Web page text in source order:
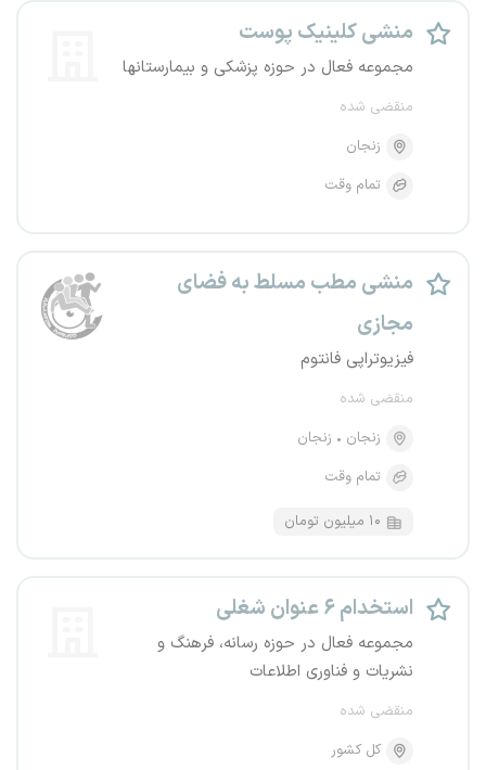
منشی کلینیک پوست
مجموعه فعال در حوزه پزشکی و بیمارستانها
منقضی شده
زنجان
تمام وقت
منشی مطب مسلط به فضای
مجازی
فیزیوتراپی فانتوم
منقضی شده
زنجان
زنجان
تمام وقت
۱۰ میلیون تومان
استخدام ۶ عنوان شغلی
مجموعه فعال در حوزه رسانه، فرهنگ و
نشریات و فناوری اطلاعات
منقضی شده
کل کشور